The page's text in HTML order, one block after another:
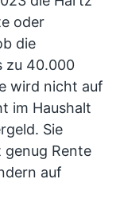
oder
die
zu 40.000
wird nicht auf
im Haushalt
Sie
genug Rente
auf